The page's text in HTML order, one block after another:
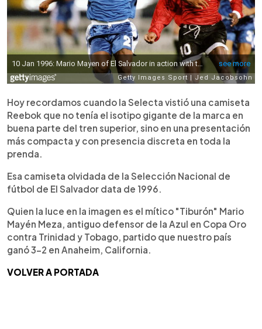
Hoy recordamos cuando la Selecta vistió una camiseta
Reebok que no tenía el isotipo gigante de la marca en
buena parte del tren superior, sino en una presentación
más compacta y con presencia discreta en toda la
prenda.
Esa camiseta olvidada de la Selección Nacional de
fútbol de El Salvador data de 1996.
Quien la luce en la imagen es el mítico "Tiburón" Mario
Mayén Meza, antiguo defensor de la Azul en Copa Oro
contra Trinidad y Tobago, partido que nuestro país
ganó 3-2 en Anaheim, California.
VOLVER A PORTADA